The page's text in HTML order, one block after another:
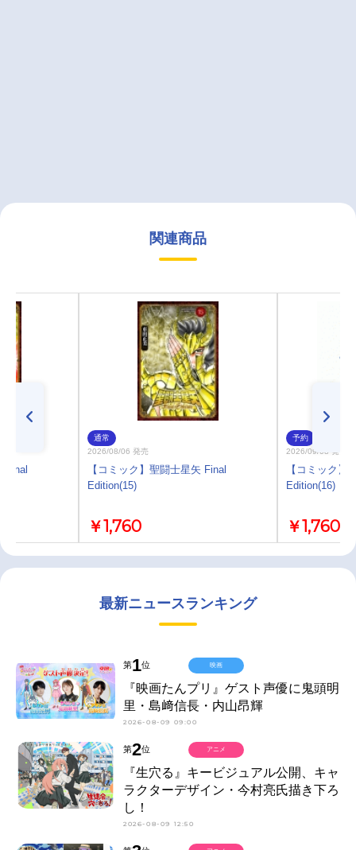
関連商品
Final
通常
2026/08/06 発売
【コミック】聖闘士星矢 Final
Edition(15)
￥1,760
予約
2026/09/08 発売
【コミック】
Edition(16)
￥1,760
最新ニュースランキング
第1位
『映画たんプリ』ゲスト声優に鬼頭明
里・島﨑信長・内山昂輝
2026-08-09 09:00
映画
第2位
『生穴る』キービジュアル公開、キャ
ラクターデザイン・今村亮氏描き下ろ
し！
2026-08-09 12:50
アニメ